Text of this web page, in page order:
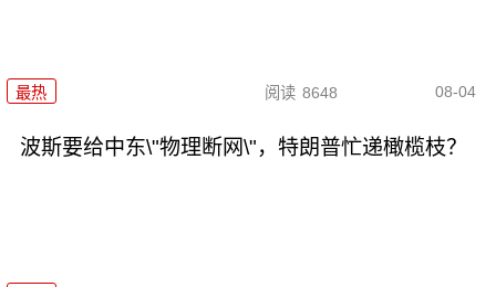
最热 阅读 8648 08-04
波斯要给中东\"物理断网\"，特朗普忙递橄榄枝？